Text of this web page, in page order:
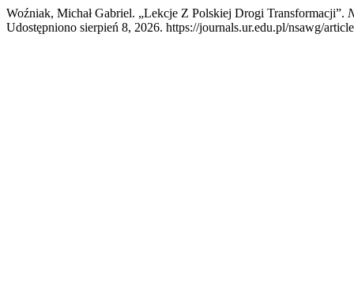
Woźniak, Michał Gabriel. „Lekcje Z Polskiej Drogi Transformacji”.
Udostępniono sierpień 8, 2026. https://journals.ur.edu.pl/nsawg/